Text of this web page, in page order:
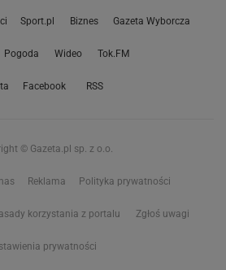
Sport.pl Biznes Gazeta Wyborcza
Pogoda Wideo Tok.FM
Facebook RSS
© Gazeta.pl sp. z o.o.
Reklama Polityka prywatności
korzystania z portalu Zgłoś uwagi
prywatności